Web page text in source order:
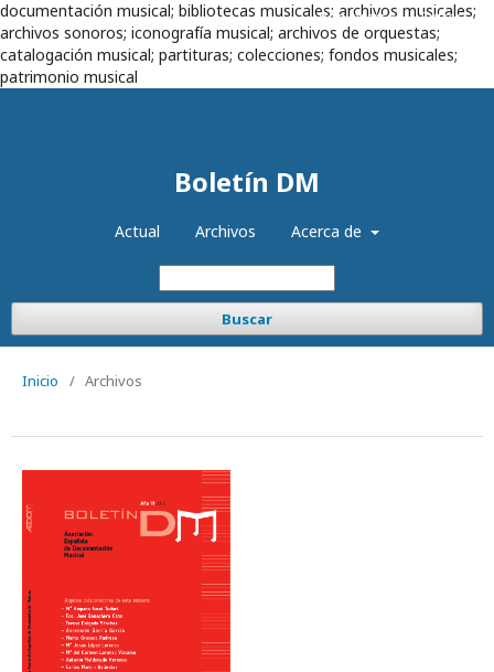
documentación musical; bibliotecas musicales; archivos musicales;
archivos sonoros; iconografía musical; archivos de orquestas;
catalogación musical; partituras; colecciones; fondos musicales;
patrimonio musical
Boletín DM
Actual Archivos Acerca de
Buscar
Registrarse Entrar
Inicio / Archivos